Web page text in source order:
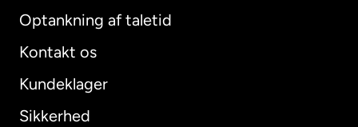
Optankning af taletid
Kontakt os
Kundeklager
Sikkerhed